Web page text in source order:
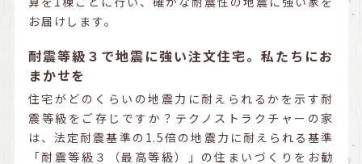
お届けします。
耐震等級３で地震に強い注文住宅。私たちにお
まかせを
住宅がどのくらいの地震力に耐えられるかを示す耐
震等級をご存じですか？テクノストラクチャーの家
は、法定耐震基準の1.5倍の地震力に耐えられる基準
「耐震等級３（最高等級）」の住まいづくりをお勧